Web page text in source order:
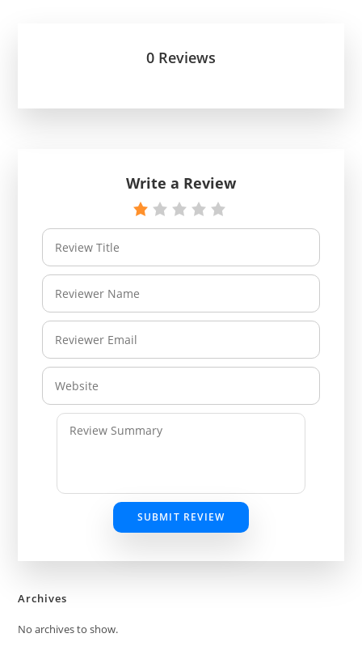
0 Reviews
Write a Review
SUBMIT REVIEW
Archives
No archives to show.